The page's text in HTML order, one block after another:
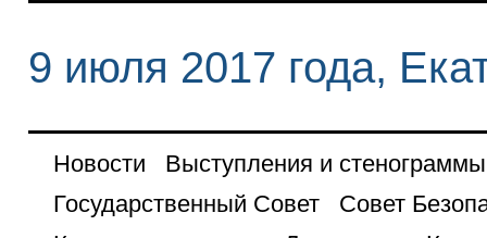
9 июля 2017 года,
Новости
Выступления и стенограммы
Государственный Совет
Совет